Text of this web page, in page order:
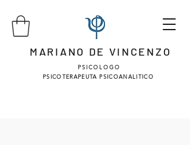
MARIANO DE VINCENZO
P S I C O L O G O
PSICOTERAPEUTA PSICOANALITICO